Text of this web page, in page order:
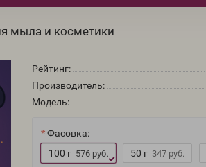
мыла и косметики
Рейтинг:
Производитель:
Модель:
Фасовка:
100 г 576 руб. 50 г 347 руб.